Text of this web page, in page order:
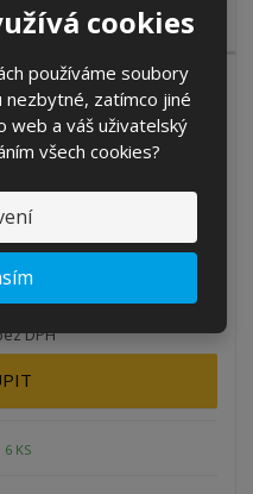
cookies
používáme soubory
nezbytné, zatímco jiné
web a váš uživatelský
všech cookies?
441000
Kč
DPH
6 KS